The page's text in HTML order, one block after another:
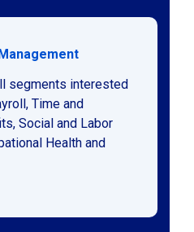
segments interested
Time and
Social and Labor
Health and